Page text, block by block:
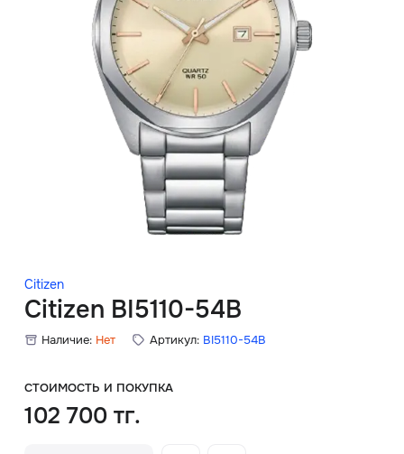
Citizen
Citizen BI5110-54B
Наличие: Нет Артикул: BI5110-54B
СТОИМОСТЬ И ПОКУПКА
102 700 тг.
Авторизация
Каталог
Мужские часы
Женские часы
Скидки
Главная
О нас